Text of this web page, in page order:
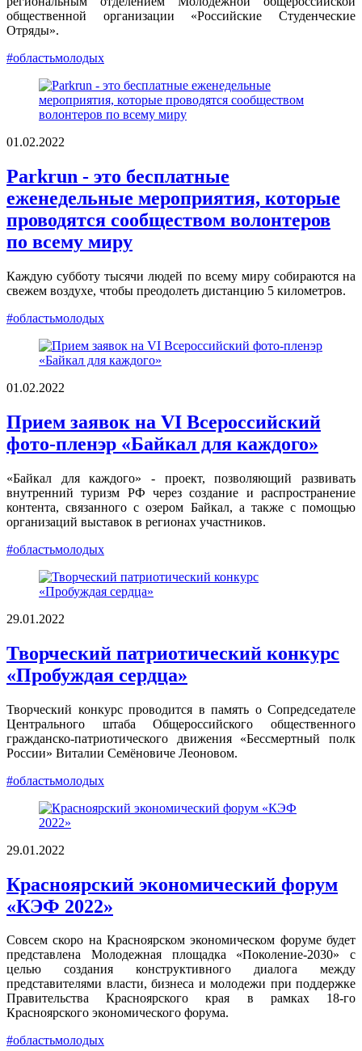
общественной организации «Российские Студенческие
Отряды».
#областьмолодых
01.02.2022
Parkrun - это бесплатные
еженедельные мероприятия, которые
проводятся сообществом волонтеров
по всему миру
Каждую субботу тысячи людей по всему миру собираются на
свежем воздухе, чтобы преодолеть дистанцию 5 километров.
#областьмолодых
01.02.2022
Прием заявок на VI Всероссийский
фото-пленэр «Байкал для каждого»
«Байкал для каждого» - проект, позволяющий развивать
внутренний туризм РФ через создание и распространение
контента, связанного с озером Байкал, а также с помощью
организаций выставок в регионах участников.
#областьмолодых
29.01.2022
Творческий патриотический конкурс
«Пробуждая сердца»
Творческий конкурс проводится в память о Сопредседателе
Центрального штаба Общероссийского общественного
гражданско-патриотического движения «Бессмертный полк
России» Виталии Семёновиче Леоновом.
#областьмолодых
29.01.2022
Красноярский экономический форум
«КЭФ 2022»
Совсем скоро на Красноярском экономическом форуме будет
представлена Молодежная площадка «Поколение-2030» с
целью создания конструктивного диалога между
представителями власти, бизнеса и молодежи при поддержке
Правительства Красноярского края в рамках 18-го
Красноярского экономического форума.
#областьмолодых